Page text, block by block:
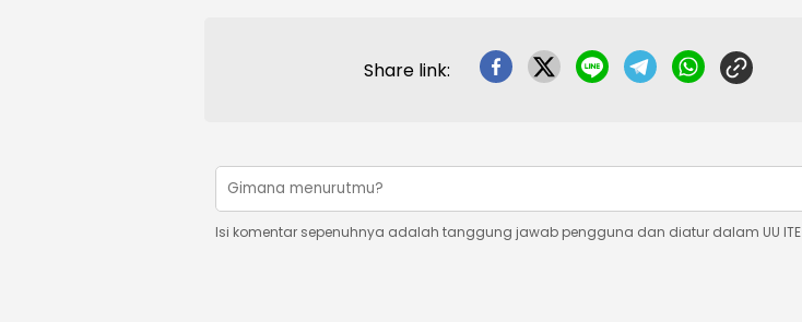
Share link:
Isi komentar sepenuhnya adalah tanggung jawab pengguna dan diatur dalam UU ITE